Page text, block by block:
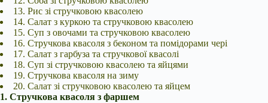
13. Рис зі стручковою квасолею
14. Салат з куркою та стручковою квасолею
15. Суп з овочами та стручковою квасолею
16. Стручкова квасоля з беконом та помідорами чері
17. Салат з гарбуза та стручкової квасолі
18. Суп зі стручковою квасолею та яйцями
19. Стручкова квасоля на зиму
20. Салат зі стручковою квасолею та яйцем
1. Стручкова квасоля з фаршем